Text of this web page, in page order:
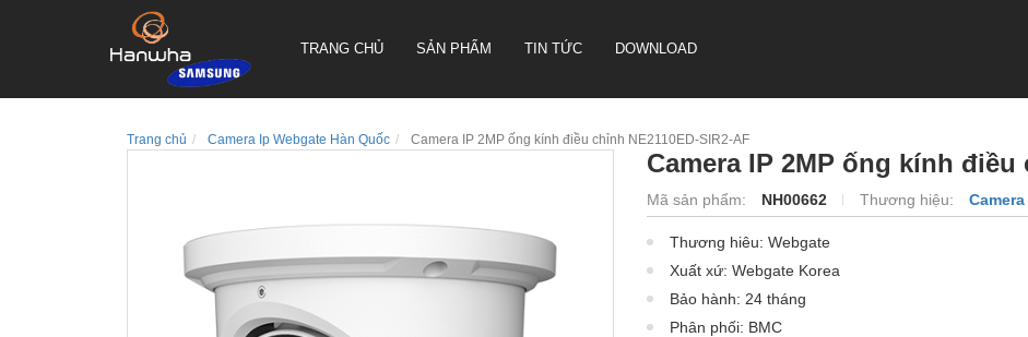
TRANG CHỦ SẢN PHẨM
QUỐC
CAMERA ỐP TRẦN TRUEN
HÀN QUỐC
CAMERA HỘI NGHỊ TRUYỀN
LOA IP- PA SYSTEM SONBS
HỆ THỐNG LOA ANALOG - PA
SYSTERM SONBS
TIN TỨC DOWNLOAD
Trang chủ Camera Ip Webgate Hàn Quốc Camera IP 2MP ống kính điều chỉnh NE2110ED-SIR2-AF
Camera IP 2MP ống kính điều
Mã sản phẩm: NH00662 Thương hiệu:
Thương hiêu: Webgate
Xuất xứ: Webgate Korea
Bảo hành: 24 tháng
Phân phối: BMC